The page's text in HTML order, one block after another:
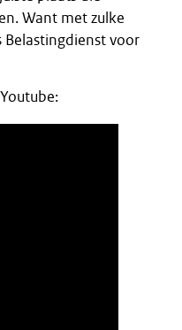
Want met zulke
Belastingdienst voor